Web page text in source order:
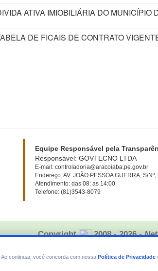
continuar, você concorda com nossa Política de Privacidade
ATIVA IMIOBILIÁRIA DO MUNICÍPIO
DE FICAIS DE CONTRATO
Equipe Responsável pela
Responsável: GOVTECNO LTDA
E-mail: controladoria@aracoiaba.pe.gov.br
Endereço: AV. JOÃO PESSOA GUERRA, S/
Atendimento: das 08: as 14:00
Telefone: (81)3543-8079
Copyright 2008 - 2026-